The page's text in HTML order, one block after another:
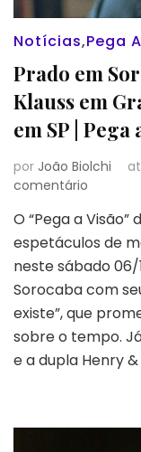
Notícias,Pega
Prado em
Klauss em
em SP | Pega
por João Biolchi
comentário
em
–
Henry
&
Klauss
em
Gramado
Mágicas
O “Pega a
espetáculos de
neste sábado 06/
Sorocaba com
existe”, que
sobre o tempo.
e a dupla Henry &